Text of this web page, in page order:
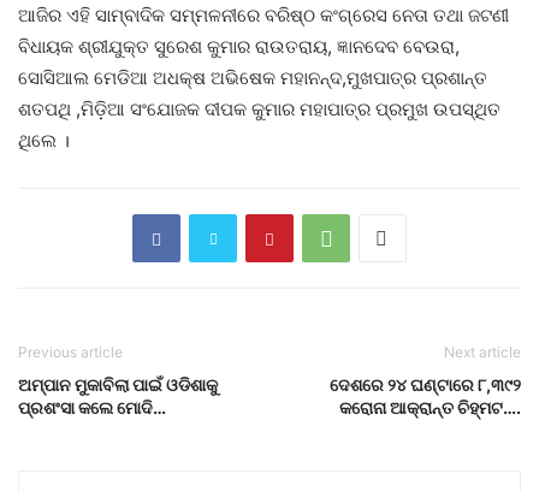
ଆଜିର ଏହି ସାମ୍ବାଦିକ ସମ୍ମଳନୀରେ ବରିଷ୍ଠ କଂଗ୍ରେସ ନେତା ତଥା ଜଟଣୀ
ବିଧାୟକ ଶ୍ରୀଯୁକ୍ତ ସୁରେଶ କୁମାର ରାଉତରାୟ, ଜ୍ଞାନଦେବ ବେଉରା,
ସୋସିଆଲ ମେଡିଆ ଅଧକ୍ଷ ଅଭିଷେକ ମହାନନ୍ଦ,ମୁଖପାତ୍ର ପ୍ରଶାନ୍ତ
ଶତପଥି ,ମିଡ଼ିଆ ସଂଯୋଜକ ଦୀପକ କୁମାର ମହାପାତ୍ର ପ୍ରମୁଖ ଉପସ୍ଥିତ
ଥିଲେ ।
Previous article
ଅମ୍ପାନ ମୁକାବିଲା ପାଇଁ ଓଡିଶାକୁ
ପ୍ରଶଂସା କଲେ ମୋଦି…
Next article
ଦେଶରେ ୨୪ ଘଣ୍ଟାରେ ୮,୩୯୨
କରୋନା ଆକ୍ରାନ୍ତ ଚିହ୍ମଟ….